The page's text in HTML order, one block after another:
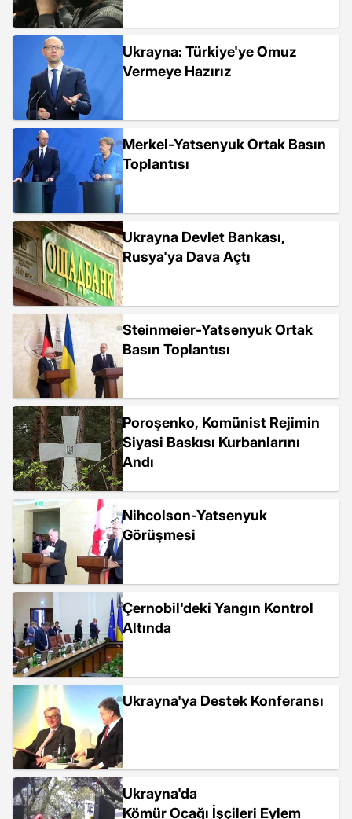
Ukrayna: Türkiye'ye Omuz
Vermeye Hazırız
Merkel-Yatsenyuk Ortak Basın
Toplantısı
Ukrayna Devlet Bankası,
Rusya'ya Dava Açtı
Steinmeier-Yatsenyuk Ortak
Basın Toplantısı
Poroşenko, Komünist Rejimin
Siyasi Baskısı Kurbanlarını
Andı
Nihcolson-Yatsenyuk
Görüşmesi
Çernobil'deki Yangın Kontrol
Altında
Ukrayna'ya Destek Konferansı
Ukrayna'da
Kömür Ocağı İşçileri Eylem